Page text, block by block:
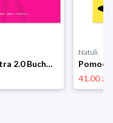
Kamasutra 2.0 Buchmann
Natuli
41.00 zł